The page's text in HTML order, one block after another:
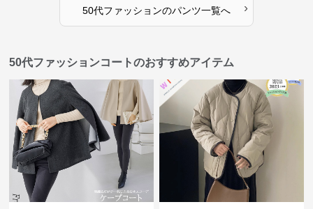
50代ファッションのパンツ一覧へ ›
50代ファッションコートのおすすめアイテム